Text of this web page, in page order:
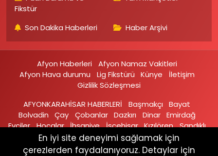
Fikstür
Son Dakika Haberleri Haber Arşivi
Afyon Haberleri
Afyon Namaz Vakitleri
Afyon Hava durumu
Lig Fikstürü Künye
İletişim
Gizlilik Sözleşmesi
AFYONKARAHİSAR HABERLERİ
Başmakçı
Bayat
Bolvadin
Çay Çobanlar Dazkırı Dinar Emirdağ‎
Evciler‎ Hocalar İhsaniye‎ İscehisar Kızılören‎ Sandıklı‎
Sinanpaşa Şuhut Sultandağı
En iyi site deneyimi sağlamak için
çerezlerden faydalanıyoruz. Detaylar için